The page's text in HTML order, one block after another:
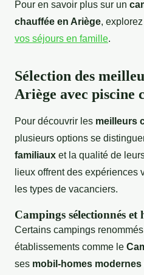
Pour en savoir plus sur un
chauffée en Ariège, explorez
vos séjours en famille.
Sélection des
Ariège avec piscine
Pour découvrir les meilleurs
plusieurs options se
familiaux et la qualité de
lieux offrent des expériences
les types de vacanciers.
Campings sélectionnés et
Certains campings
établissements comme le
ses mobil-homes modernes